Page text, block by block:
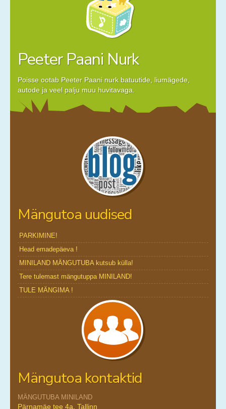
Peeter Paani Nurk
Poisse ootab Peeter Paani nurk batuutide, liumägede,
autode ja veel palju muu huvitavaga.
Mängutoa uudised
PARKIMINE!
Head emadepäeva !
MINILAND MÄNGUTUBA kutsub külla!
Tere tulemast mängutuppa MINILAND!
TULE MÄNGIMA !
Mängutoa kontaktid
MÄNGUTUBA MINILAND
Pärnamäe tee 4a, Tallinn